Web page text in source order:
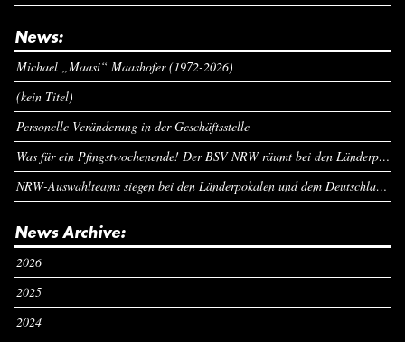
News:
Michael „Maasi“ Maashofer (1972-2026)
(kein Titel)
Personelle Veränderung in der Geschäftsstelle
Was für ein Pfingstwochenende! Der BSV NRW räumt bei den Länderpokalen ab
NRW-Auswahlteams siegen bei den Länderpokalen und dem Deutschlandcup an Pfingsten
News Archive:
2026
2025
2024